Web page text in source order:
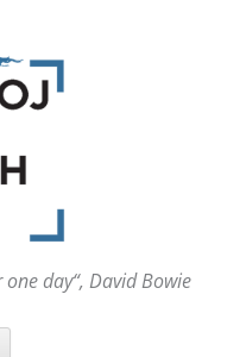
day“, David Bowie